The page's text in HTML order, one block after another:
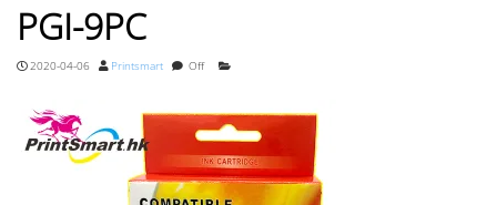
PGI-9PC
2020-04-06 Printsmart Off